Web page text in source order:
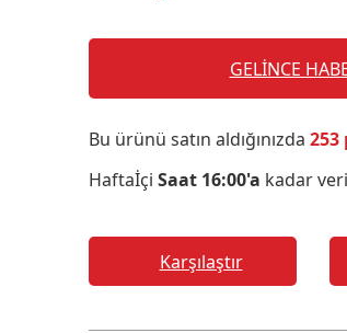
GELİNCE
Bu ürünü satın aldığınızda 253
Haftaİçi Saat 16:00'a kadar
Karşılaştır